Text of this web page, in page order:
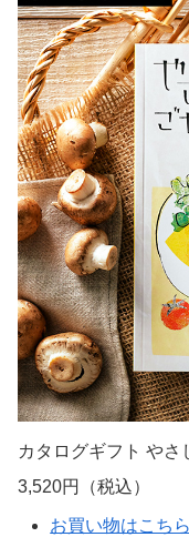
カタログギフト やさ
3,520円（税込）
お買い物はこちら